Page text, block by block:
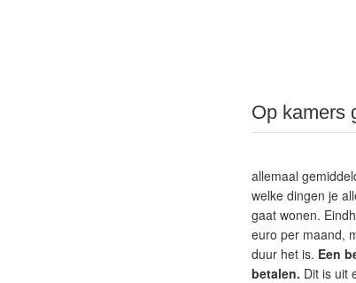
Op kamers
allemaal
welke dingen je
gaat wonen.
euro per maand,
duur het is. Een
betalen. Dit is uit